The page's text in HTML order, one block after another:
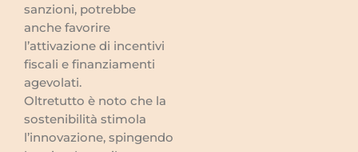
sanzioni, potrebbe
anche favorire
l’attivazione di incentivi
fiscali e finanziamenti
agevolati.
Oltretutto è noto che la
sostenibilità stimola
l’innovazione, spingendo